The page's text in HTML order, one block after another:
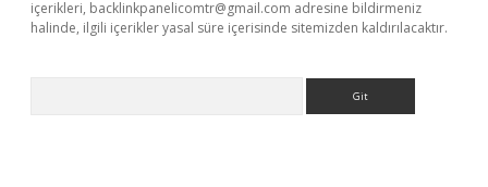
içerikleri, backlinkpanelicomtr@gmail.com adresine bildirmeniz
halinde, ilgili içerikler yasal süre içerisinde sitemizden kaldırılacaktır.